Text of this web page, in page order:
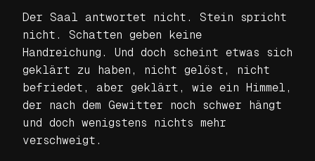
Der Saal antwortet nicht. Stein spricht
nicht. Schatten geben keine
Handreichung. Und doch scheint etwas sich
geklärt zu haben, nicht gelöst, nicht
befriedet, aber geklärt, wie ein Himmel,
der nach dem Gewitter noch schwer hängt
und doch wenigstens nichts mehr
verschweigt.